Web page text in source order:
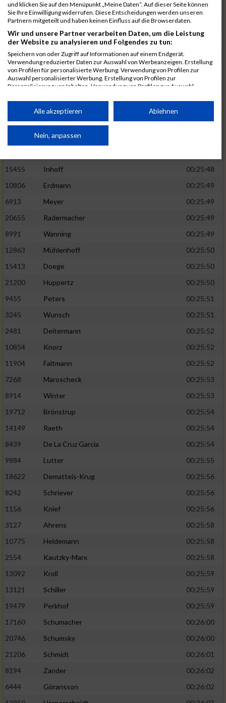
5888 Regneri
00:25:41
8971
Bien
00:25:42
1582
Funken
00:25:42
12220
Cosma
9678
Exner
00:25:43
11817
Schmaul-Klaibee
00:25:45
9610
Linß
00:25:47
Wehmeier
15455
Inhoff
00:25:48
10806
Erdmann
00:25:49
6913
Meyer
00:25:49
20655
Radermacher
00:25:49
8991
Wanning
00:25:49
12863
Mühlenhoff
00:25:50
15413
Doege
00:25:50
21200
Huppertz
00:25:50
9455
Peters
00:25:51
3245
Wunsch
00:25:51
2481
Deitermann
00:25:52
10854
Knorz
00:25:52
11904
Faltmann
00:25:52
7268
Maroscheck
00:25:53
8914
Winter
00:25:53
19712
Brönstrup
00:25:54
14149
Raeth
00:25:54
8439
De La Cruz Garcia
00:25:54
9884
Lutter
00:25:55
18622
Dematteis-Krug
00:25:56
8242
Schriever
00:25:56
1156
Knief
00:25:56
3127
Ahrens
00:25:58
10775
Heidemann
00:25:58
2554
Kautzky-Marx
00:25:58
13092
Kroll
00:25:59
13121
Schiller
00:25:59
19479
Perkhof
00:25:59
17160
Schumacher
00:26:00
20746
Schumsky
00:26:00
21206
Schmidt
00:26:01
8194
Zander
00:26:02
6444
Göransson
00:26:02
und klicken Sie auf den Menüpunkt „Meine Daten“. Auf dieser Seite können
Sie Ihre Einwilligung widerrufen. Diese Entscheidungen werden unseren
Partnern mitgeteilt und haben keinen Einfluss auf die Browserdaten.
Wir und unsere Partner verarbeiten Daten, um die Leistung
der Website zu analysieren und Folgendes zu tun:
Speichern von oder Zugriff auf Informationen auf einem Endgerät.
Verwendung reduzierter Daten zur Auswahl von Werbeanzeigen. Erstellung
von Profilen für personalisierte Werbung. Verwendung von Profilen zur
Auswahl personalisierter Werbung. Erstellung von Profilen zur
Personalisierung von Inhalten. Verwendung von Profilen zur Auswahl
Performance von Inhalten. Analyse von Zielgruppen durch Statistiken oder
Kombinationen von Daten aus verschiedenen Quellen. Entwicklung und
von Inhalten.
Daten können außerhalb der Europäischen Union weitergegeben und in die
Wir nutzen Ihre Daten für folgende Zwecke:
auf einem Endgerät
von Werbeanzeigen
Werbung
personalisierter Werbung
Erstellung von Profilen zur Personalisierung
von Inhalten
Verwendung von Profilen zur Auswahl
personalisierter Inhalte
Analyse von Zielgruppen durch Statistiken
verschiedenen Quellen
Entwicklung und Verbesserung der Angebote
Verwendung reduzierter Daten zur Auswahl
Verwendung genauer Standortdaten
Informationen identifizieren
Nicht-IAB-Verarbeitungszwecke:
Alle akzeptieren Ablehnen
Nein, anpassen